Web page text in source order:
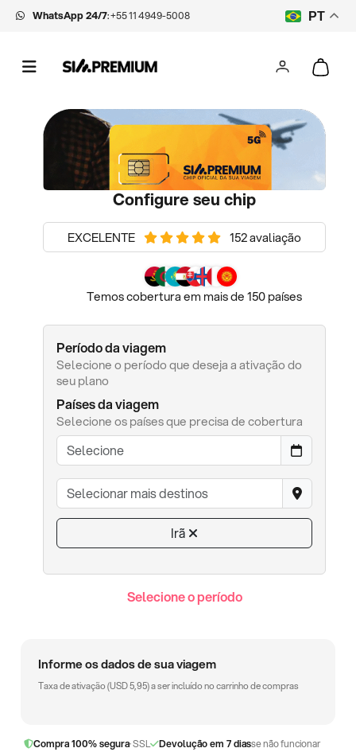
WhatsApp 24/7:+55 11 4949-5008 PT
Configure seu chip
EXCELENTE 152 avaliação
Temos cobertura em mais de 150 países
Período da viagem
Selecione o período que deseja a ativação do
seu plano
Países da viagem
Selecione os países que precisa de cobertura
Irã
Selecione o período
Informe os dados de sua viagem
Taxa de ativação (USD5,95) a ser incluído no carrinho de compras
Compra 100% segura· SSL Devolução em 7 diasse não funcionar